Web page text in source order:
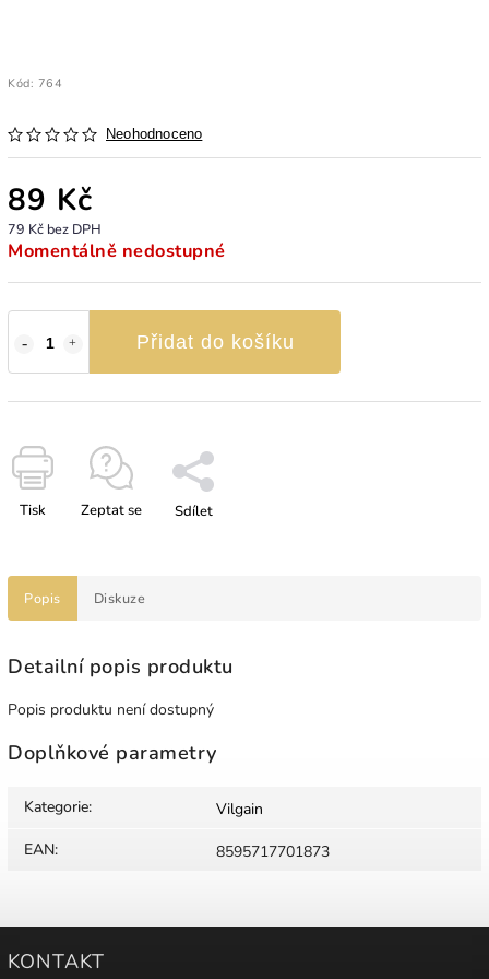
Kód: 764
Neohodnoceno
89 Kč
79 Kč bez DPH
Momentálně nedostupné
Přidat do košíku
Tisk Zeptat se Sdílet
Popis Diskuze
Detailní popis produktu
Popis produktu není dostupný
Doplňkové parametry
Kategorie:
Vilgain
EAN: 8595717701873
KONTAKT